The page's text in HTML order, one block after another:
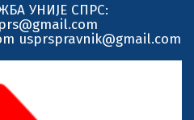
УНИЈЕ СПРС:
usprspravnik@gmail.com